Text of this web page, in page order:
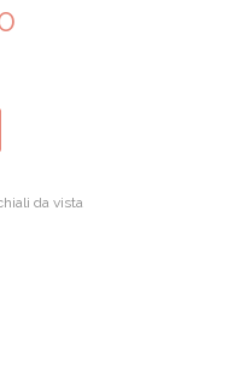
da vista